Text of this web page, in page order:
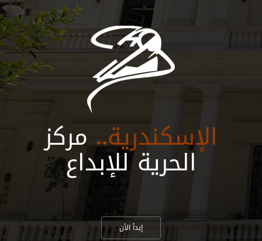
الإسكندرية..مركز
الحرية للإبداع
إبدأ الأن